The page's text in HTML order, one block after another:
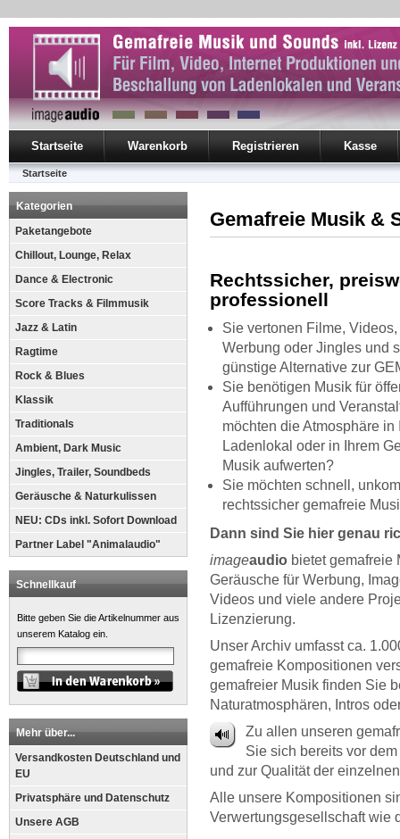
Startseite Warenkorb Registrieren Kasse
Startseite
Kategorien
Paketangebote
Chillout, Lounge, Relax
Dance & Electronic
Score Tracks & Filmmusik
Jazz & Latin
Ragtime
Rock & Blues
Klassik
Traditionals
Ambient, Dark Music
Jingles, Trailer, Soundbeds
Geräusche & Naturkulissen
NEU: CDs inkl. Sofort Download
Partner Label "Animalaudio"
Schnellkauf
Bitte geben Sie die Artikelnummer aus
unserem Katalog ein.
Mehr über...
Versandkosten Deutschland und
EU
Privatsphäre und Datenschutz
Unsere AGB
Gemafreie Musik &
Rechtssicher,
professionell
Sie vertonen Filme,
Werbung oder Jingles und
günstige Alternative zur
Sie benötigen Musik für
Aufführungen und
möchten die Atmosphäre in
Ladenlokal oder in Ihrem
Musik aufwerten?
Sie möchten schnell,
rechtssicher gemafreie
Dann sind Sie hier genau
imageaudio bietet gemafreie
Geräusche für Werbung,
Videos und viele andere
Lizenzierung.
Unser Archiv umfasst ca.
gemafreie Kompositionen
gemafreier Musik finden Sie
Naturatmosphären, Intros
Zu allen unseren
Sie sich bereits vor
und zur Qualität der
Alle unsere Kompositionen
Verwertungsgesellschaft wie